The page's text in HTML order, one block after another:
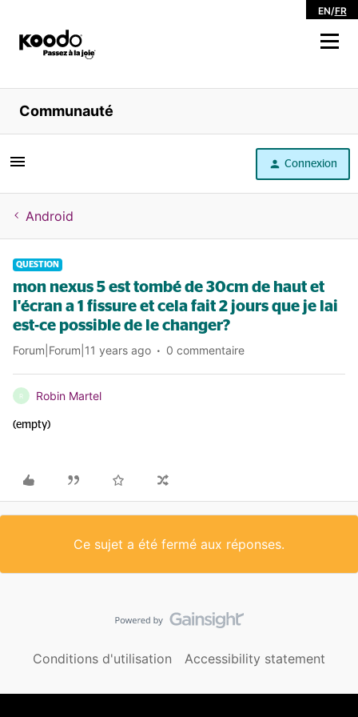
EN/FR
Magasiner
Libre service
Aide
Communauté
Connexion
Android
QUESTION
mon nexus 5 est tombé de 30cm de haut et
l'écran a 1 fissure et cela fait 2 jours que je lai
est-ce possible de le changer?
Forum|Forum|11 years ago 0 commentaire
R Robin Martel
(empty)
Ce sujet a été fermé aux réponses.
Conditions d'utilisation Accessibility statement